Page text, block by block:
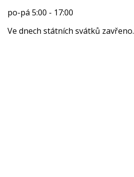
po-pá 5:00 - 17:00
Ve dnech státních svátků zavřeno.